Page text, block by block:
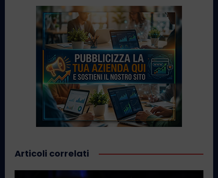
Articoli correlati